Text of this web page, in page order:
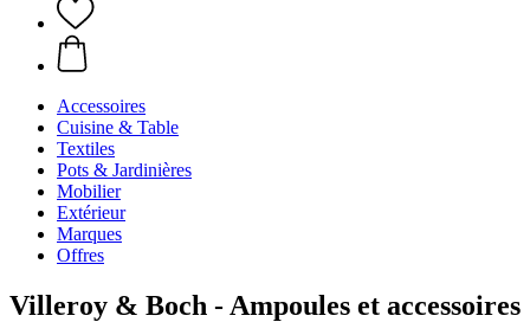
Accessoires
Cuisine & Table
Textiles
Pots & Jardinières
Mobilier
Extérieur
Marques
Offres
Villeroy & Boch - Ampoules et accessoires